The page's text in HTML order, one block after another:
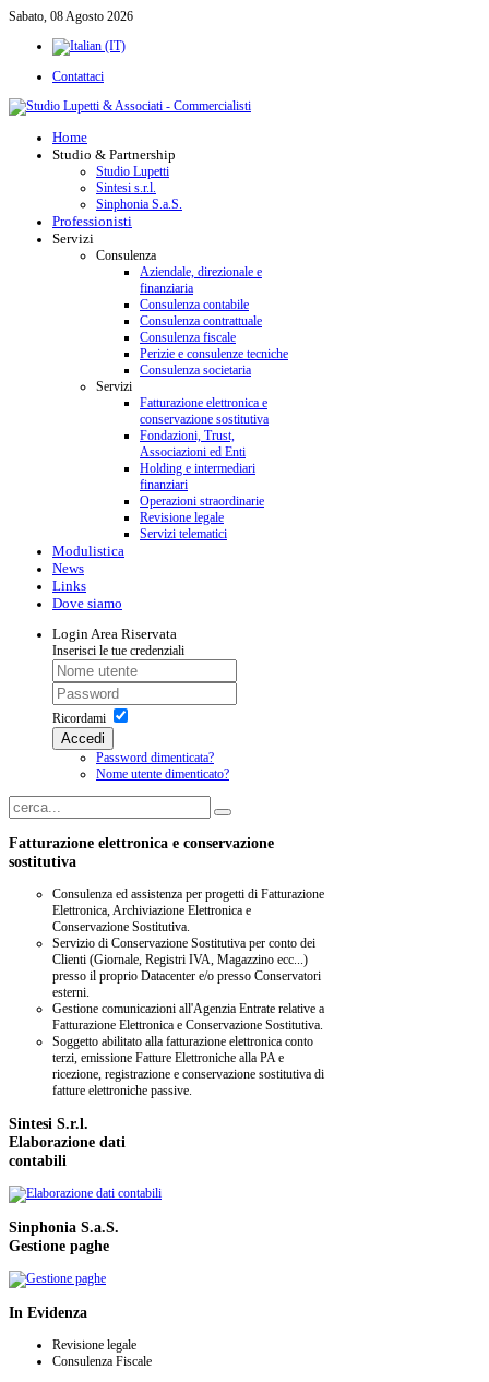
Sabato, 08 Agosto 2026
Contattaci
Home
Studio & Partnership
Studio Lupetti
Sintesi s.r.l.
Sinphonia S.a.S.
Professionisti
Servizi
Consulenza
Aziendale, direzionale e
finanziaria
Consulenza contabile
Consulenza contrattuale
Consulenza fiscale
Perizie e consulenze tecniche
Consulenza societaria
Servizi
Fatturazione elettronica e
conservazione sostitutiva
Fondazioni, Trust,
Associazioni ed Enti
Holding e intermediari
finanziari
Operazioni straordinarie
Revisione legale
Servizi telematici
Modulistica
News
Links
Dove siamo
LoginArea Riservata
Inserisci le tue credenziali
Ricordami
Accedi
Password dimenticata?
Nome utente dimenticato?
Fatturazione elettronica e conservazione
sostitutiva
Consulenza ed assistenza per progetti di Fatturazione
Elettronica, Archiviazione Elettronica e
Conservazione Sostitutiva.
Servizio di Conservazione Sostitutiva per conto dei
Clienti (Giornale, Registri IVA, Magazzino ecc...)
presso il proprio Datacenter e/o presso Conservatori
esterni.
Gestione comunicazioni all'Agenzia Entrate relative a
Fatturazione Elettronica e Conservazione Sostitutiva.
Soggetto abilitato alla fatturazione elettronica conto
terzi, emissione Fatture Elettroniche alla PA e
ricezione, registrazione e conservazione sostitutiva di
fatture elettroniche passive.
Sintesi S.r.l.
Elaborazione dati
contabili
Sinphonia S.a.S.
Gestione paghe
In Evidenza
Revisione legale
Consulenza Fiscale